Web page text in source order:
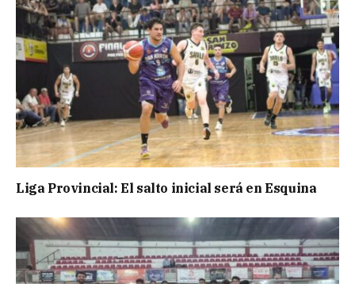
Liga Provincial: El salto inicial será en Esquina